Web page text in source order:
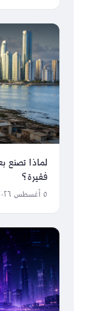
لماذا تصنع
فقيرة؟
٥ أغسطس ٢٠٢٦